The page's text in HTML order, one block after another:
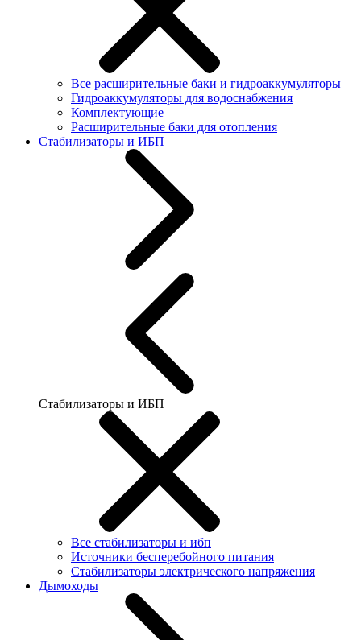
Все расширительные баки и гидроаккумуляторы
Гидроаккумуляторы для водоснабжения
Комплектующие
Расширительные баки для отопления
Стабилизаторы и ИБП
Стабилизаторы и ИБП
Все стабилизаторы и ибп
Источники бесперебойного питания
Стабилизаторы электрического напряжения
Дымоходы